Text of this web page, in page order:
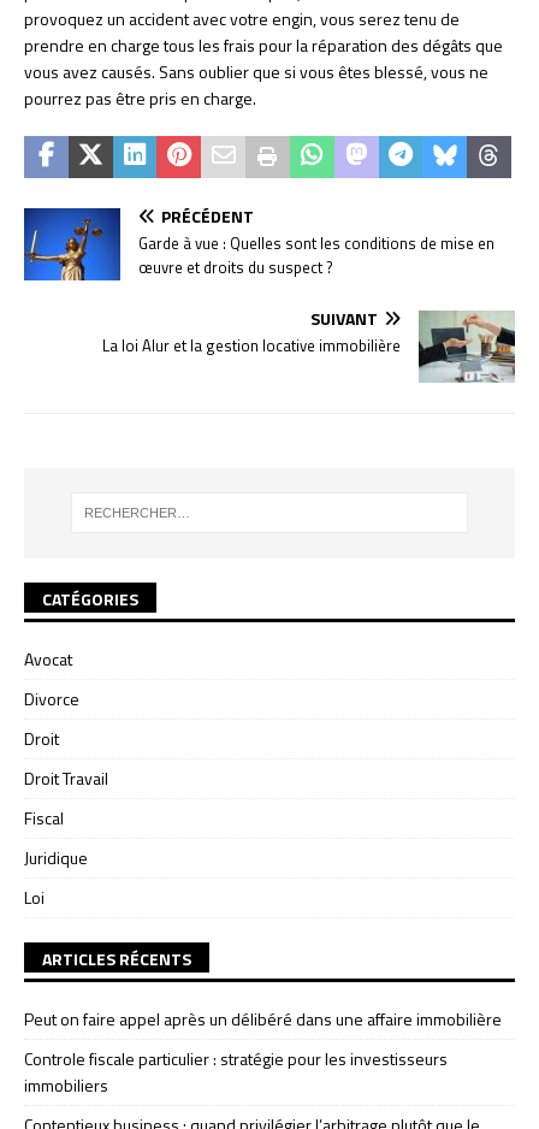
provoquez un accident avec votre engin, vous serez tenu de
prendre en charge tous les frais pour la réparation des dégâts que
vous avez causés. Sans oublier que si vous êtes blessé, vous ne
pourrez pas être pris en charge.
PRÉCÉDENT
Garde à vue : Quelles sont les conditions de mise en
œuvre et droits du suspect ?
SUIVANT
La loi Alur et la gestion locative immobilière
CATÉGORIES
Avocat
Divorce
Droit
Droit Travail
Fiscal
Juridique
Loi
ARTICLES RÉCENTS
Peut on faire appel après un délibéré dans une affaire immobilière
Controle fiscale particulier : stratégie pour les investisseurs
immobiliers